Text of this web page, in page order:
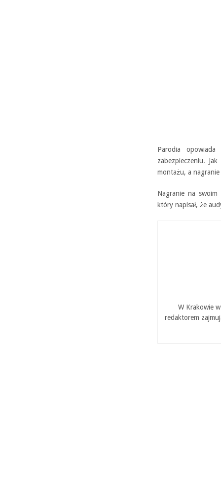
Parodia
zabezpieczeniu.
montażu, a nagranie
Nagranie na
który napisał, że
W Krakowie
redaktorem